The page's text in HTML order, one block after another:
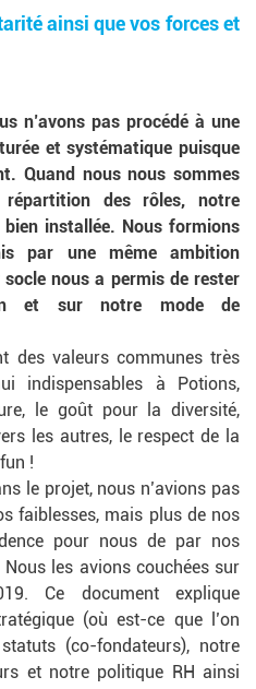
ainsi que vos forces et
n’avons pas procédé à une
et systématique puisque
Quand nous nous sommes
des rôles, notre
installée. Nous formions
par une même ambition
nous a permis de rester
et sur notre mode de
des valeurs communes très
indispensables à Potions,
le goût pour la diversité,
les autres, le respect de la
!
le projet, nous n’avions pas
faiblesses, mais plus de nos
pour nous de par nos
les avions couchées sur
Ce document explique
(où est-ce que l’on
(co-fondateurs), notre
et notre politique RH ainsi